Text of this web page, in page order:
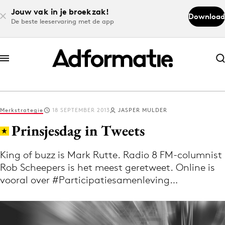
Jouw vak in je broekzak!
De beste leeservaring met de app
Download
Abonneer nu
Abonneer nu
Log in
Download de app
Volg het laatste nieuws via de Adformatie
Nieuws app
Merkstrategie 18 SEPTEMBER 2013 JASPER MULDER
Prinsjesdag in Tweets
King of buzz is Mark Rutte. Radio 8 FM-columnist
Rob Scheepers is het meest geretweet. Online is
vooral over #Participatiesamenleving…